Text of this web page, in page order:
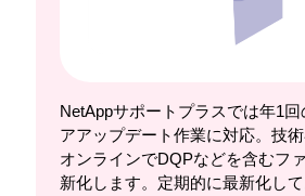
NetAppサポートプラスでは年1回
アアップデート作業に対応。技
オンラインでDQPなどを含むフ
新化します。定期的に最新化し